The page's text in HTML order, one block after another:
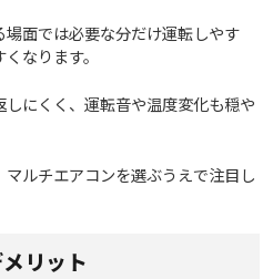
面では必要な分だけ運転しやす
なります。
にくく、運転音や温度変化も穏や
ルチエアコンを選ぶうえで注目し
リット